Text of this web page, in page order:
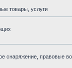
товары, услуги
снаряжение, правовые